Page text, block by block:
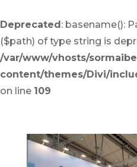
Deprecated: basename():
($path) of type string is
/var/www/vhosts/
content/themes/Divi/
on line 109